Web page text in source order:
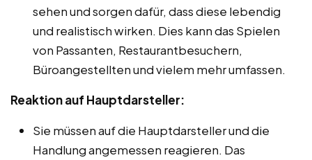
sehen und sorgen dafür, dass diese lebendig
und realistisch wirken. Dies kann das Spielen
von Passanten, Restaurantbesuchern,
Büroangestellten und vielem mehr umfassen.
Reaktion auf Hauptdarsteller:
Sie müssen auf die Hauptdarsteller und die
Handlung angemessen reagieren. Das